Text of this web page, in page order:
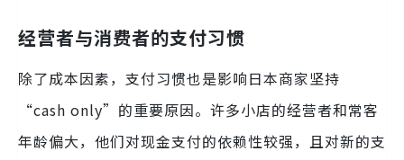
经营者与消费者的支付习惯
除了成本因素，支付习惯也是影响日本商家坚持
“cash only”的重要原因。许多小店的经营者和常客
年龄偏大，他们对现金支付的依赖性较强，且对新的支